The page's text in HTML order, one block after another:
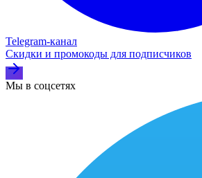
Telegram‑канал
Скидки и промокоды для подписчиков
Мы в соцсетях